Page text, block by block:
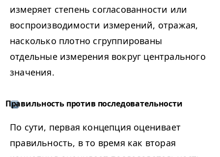
измеряет степень согласованности или
воспроизводимости измерений, отражая,
насколько плотно сгруппированы
отдельные измерения вокруг центрального
значения.
Правильность против последовательности
По сути, первая концепция оценивает
правильность, в то время как вторая